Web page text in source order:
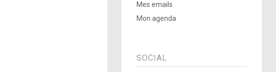
Mes emails
Mon agenda
SOCIAL